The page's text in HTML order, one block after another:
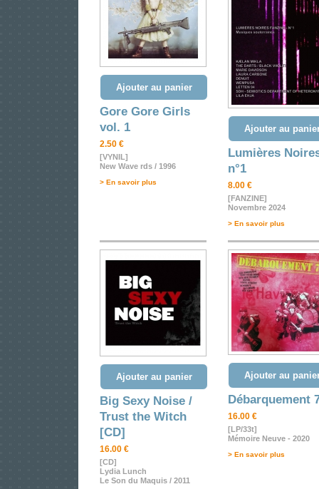
Ajouter au panier
Gore Gore Girls
vol. 1
2.50 €
[VYNIL]
New Wave rds / 1996
> En savoir plus
Ajouter au
Lumières
n°1
8.00 €
[FANZINE]
Novembre 2024
> En savoir plus
Ajouter au panier
Big Sexy Noise /
Trust the Witch
[CD]
16.00 €
[CD]
Lydia Lunch
Le Son du Maquis / 2011
Ajouter au
Débarquement
16.00 €
[LP/33t]
Mémoire Neuve - 2020
> En savoir plus